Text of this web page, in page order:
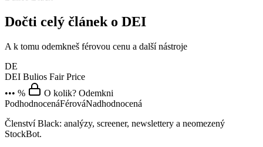
Dočti celý článek o DEI
A k tomu odemkneš férovou cenu a další nástroje
DE
DEI Bulios Fair Price
••• %
O kolik? Odemkni
PodhodnocenáFérováNadhodnocená
Členství Black: analýzy, screener, newslettery a neomezený
StockBot.